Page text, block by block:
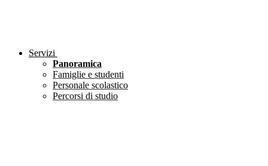
Servizi
Panoramica
Famiglie e studenti
Personale scolastico
Percorsi di studio